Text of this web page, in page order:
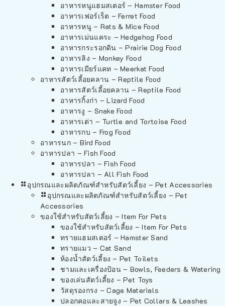
อาหารหนูแฮมสเตอร์ – Hamster Food
อาหารเฟอร์เร็ต – Ferret Food
อาหารหนู – Rats & Mice Food
อาหารเม่นแคระ – Hedgehog Food
อาหารกระรอกดิน – Prairie Dog Food
อาหารลิง – Monkey Food
อาหารเมียร์แคท – Meerkat Food
อาหารสัตว์เลี้อยคลาน – Reptile Food
อาหารสัตว์เลี้อยคลาน – Reptile Food
อาหารกิ้งก่า – Lizard Food
อาหารงู – Snake Food
อาหารเต่า – Turtle and Tortoise Food
อาหารกบ – Frog Food
อาหารนก – Bird Food
อาหารปลา – Fish Food
อาหารปลา – Fish Food
อาหารปลา – All Fish Food
อุปกรณและผลิตภัณฑ์สำหรับสัตว์เลี้ยง – Pet Accessories
อุปกรณและผลิตภัณฑ์สำหรับสัตว์เลี้ยง – Pet
Accessories
ของใช้สำหรับสัตว์เลี้ยง – Item For Pets
ของใช้สำหรับสัตว์เลี้ยง – Item For Pets
ทรายแฮมสเตอร์ – Hamster Sand
ทรายแมว – Cat Sand
ห้องน้ำสัตว์เลี้ยง – Pet Toilets
ชามและเครื่องป้อน – Bowls, Feeders & Watering
ของเล่นสัตว์เลี้ยง – Pet Toys
วัสดุรองกรง – Cage Materials
ปลอกคอและสายจูง – Pet Collars & Leashes